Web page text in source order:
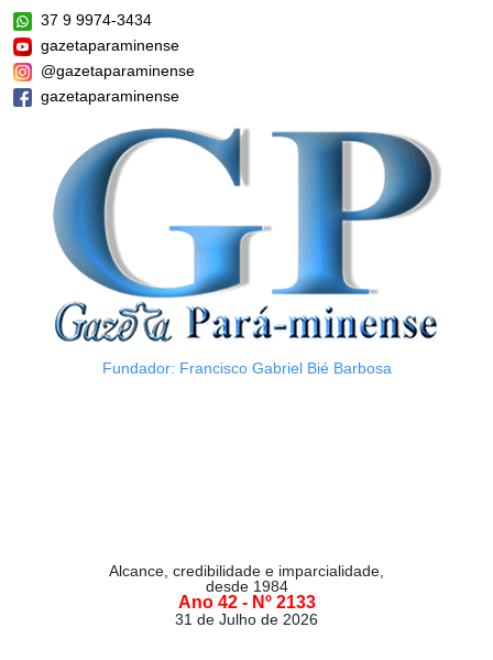
37 9 9974-3434
gazetaparaminense
@gazetaparaminense
gazetaparaminense
Fundador: Francisco Gabriel Bié Barbosa
Alcance, credibilidade e imparcialidade,
desde 1984
Ano 42 - Nº 2133
31 de Julho de 2026